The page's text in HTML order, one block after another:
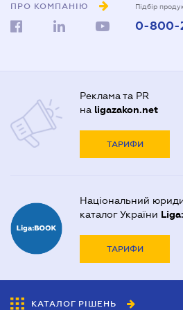
ПРО КОМПАНІЮ Підбір
0-800-
Реклама та PR
на ligazakon.net
ТАРИФИ
Національний
каталог України
ТАРИФИ
КАТАЛОГ РІШЕНЬ